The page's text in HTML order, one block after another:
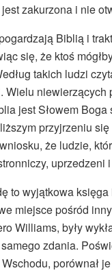
zakurzona i nie
Biblią i
się, że ktoś
takich ludzi
Wielu niewierzących
jest Słowem
przyjrzeniu
że ludzie,
uprzedzeni
to wyjątkowa
miejsce pośród
Williams, były
zdania.
porównał